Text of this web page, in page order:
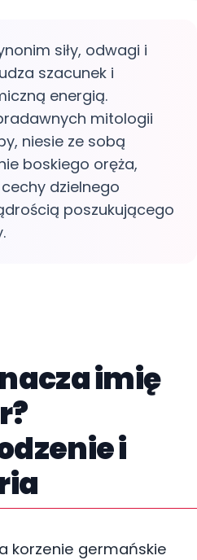
siły, odwagi i
szacunek i
energią.
mitologii
niesie ze sobą
boskiego oręża,
dzielnego
poszukującego
imię
i
korzenie germańskie